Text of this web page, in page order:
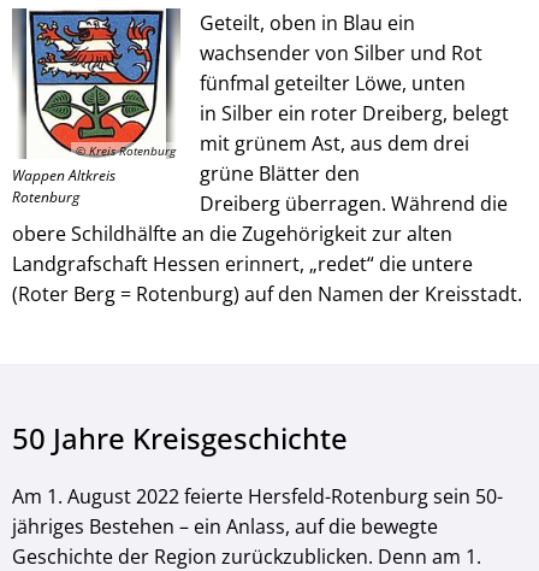
© Kreis Rotenburg
Wappen Altkreis
Rotenburg
Geteilt, oben in Blau ein
wachsender von Silber und Rot
fünfmal geteilter Löwe, unten
in Silber ein roter Dreiberg, belegt
mit grünem Ast, aus dem drei
grüne Blätter den
Dreiberg überragen. Während die
obere Schildhälfte an die Zugehörigkeit zur alten
Landgrafschaft Hessen erinnert, „redet“ die untere
(Roter Berg = Rotenburg) auf den Namen der Kreisstadt.
50 Jahre Kreisgeschichte
Am 1. August 2022 feierte Hersfeld-Rotenburg sein 50-
jähriges Bestehen – ein Anlass, auf die bewegte
Geschichte der Region zurückzublicken. Denn am 1.